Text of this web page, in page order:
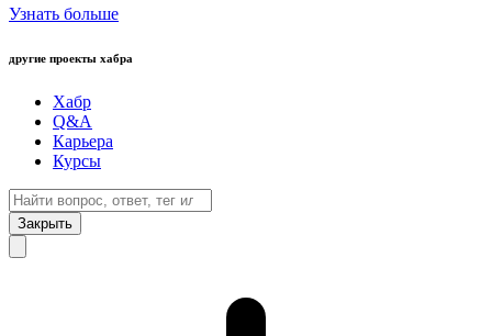
Узнать больше
другие проекты хабра
Хабр
Q&A
Карьера
Курсы
Закрыть